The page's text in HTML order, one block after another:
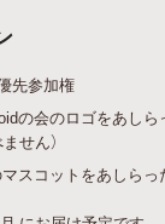
先参加権
の会のロゴをあし
せん）
スコットをあしらっ